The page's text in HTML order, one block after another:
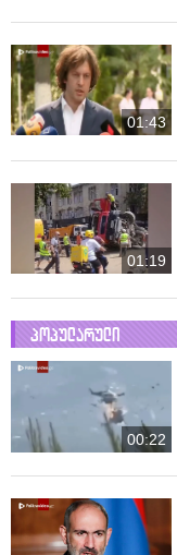
01:43
01:19
პოპულარული
00:22